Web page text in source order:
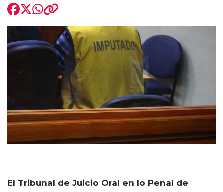
modo claro
El Tribunal de Juicio Oral en lo Penal de